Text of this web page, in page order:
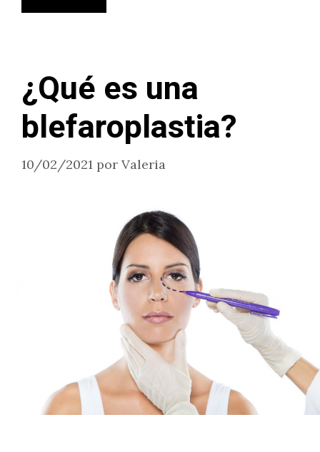
¿Qué es una
blefaroplastia?
10/02/2021 por Valeria